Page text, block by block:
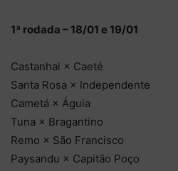
1ª rodada – 18/01 e 19/01
Castanhal × Caeté
Santa Rosa × Independente
Cametá × Águia
Tuna × Bragantino
Remo × São Francisco
Paysandu × Capitão Poço